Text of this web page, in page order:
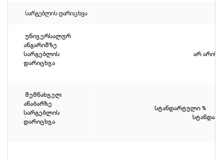
სარგებლის დარიცხვა
უნივერსალურ
ანგარიშზე
სარგებლის
დარიცხვა
არ არის
შემნახველ
ანაბარზე
სარგებლის
დარიცხვა